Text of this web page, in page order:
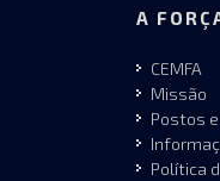
A
CEMFA
Missão
Postos
Política